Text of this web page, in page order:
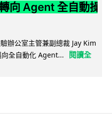
向 Agent 全自動操
辦公室主管兼副總裁 Jay Kim
全自動化 Agent...
閱讀全